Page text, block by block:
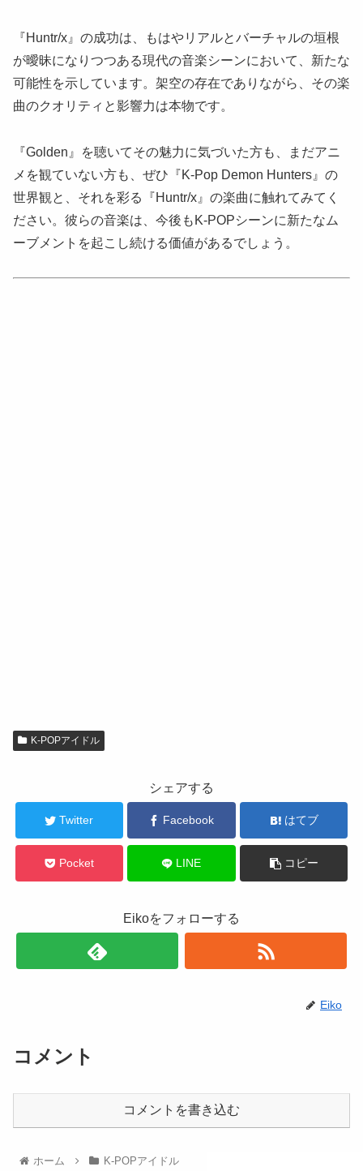
『Huntr/x』の成功は、もはやリアルとバーチャルの垣根
が曖昧になりつつある現代の音楽シーンにおいて、新たな
可能性を示しています。架空の存在でありながら、その楽
曲のクオリティと影響力は本物です。
『Golden』を聴いてその魅力に気づいた方も、まだアニ
メを観ていない方も、ぜひ『K-Pop Demon Hunters』の
世界観と、それを彩る『Huntr/x』の楽曲に触れてみてく
ださい。彼らの音楽は、今後もK-POPシーンに新たなム
ーブメントを起こし続ける価値があるでしょう。
K-POPアイドル
シェアする
Twitter Facebook はてブ
Pocket LINE コピー
Eikoをフォローする
Eiko
コメント
コメントを書き込む
ホーム K-POPアイドル